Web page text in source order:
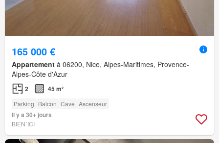
165 000 €
Appartement à 06200, Nice, Alpes-Maritimes, Provence-
Alpes-Côte d'Azur
2 45 m²
Parking Balcon Cave Ascenseur
Il y a 30+ jours
BIEN´ICI